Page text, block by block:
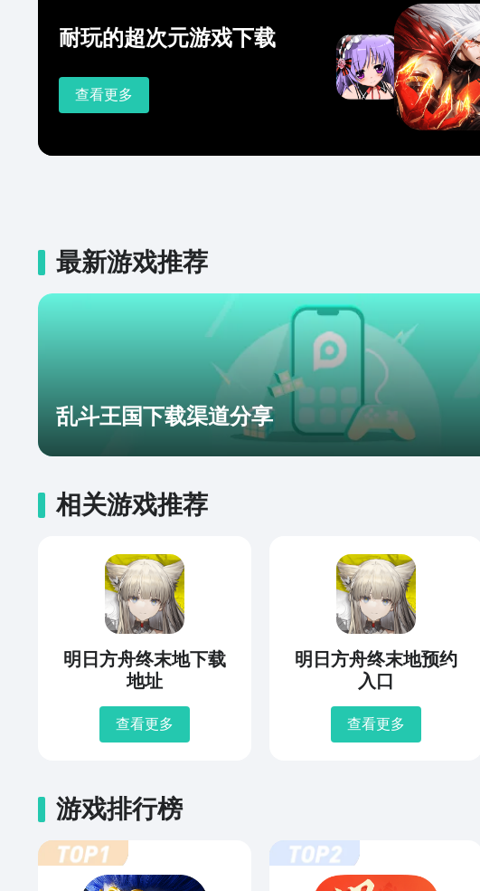
耐玩的超次元游戏下载
查看更多
最新游戏推荐
乱斗王国下载渠道分享
相关游戏推荐
明日方舟终末地下载
地址
查看更多
明日方舟终末地预约
入口
查看更多
游戏排行榜